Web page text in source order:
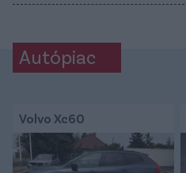
Autópiac
Volvo Xc60